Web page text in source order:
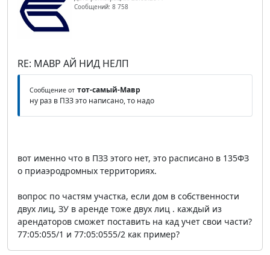
Сообщений: 8 758
RE: МАВР АЙ НИД НЕЛП
Сообщение от тот-самый-Мавр
ну раз в ПЗЗ это написано, то надо
вот именно что в ПЗЗ этого нет, это расписано в 135ФЗ
о приаэродромных территориях.
вопрос по частям участка, если дом в собственности
двух лиц, ЗУ в аренде тоже двух лиц . каждый из
арендаторов сможет поставить на кад учет свои части?
77:05:055/1 и 77:05:0555/2 как пример?